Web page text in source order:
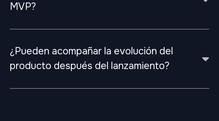
MVP?
¿Pueden acompañar la evolución del
producto después del lanzamiento?